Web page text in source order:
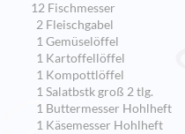
12 Fischmesser
2 Fleischgabel
1 Gemüselöffel
1 Kartoffellöffel
1 Kompottlöffel
1 Salatbstk groß 2 tlg.
1 Buttermesser Hohlheft
1 Käsemesser Hohlheft